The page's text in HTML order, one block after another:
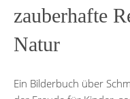
zauberhafte
Natur
Ein Bilderbuch über